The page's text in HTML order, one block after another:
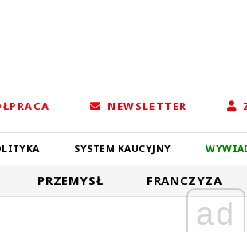
NEWSLETTER
SYSTEM KAUCYJNY
PRZEMYSŁ FRANCZYZA
ad